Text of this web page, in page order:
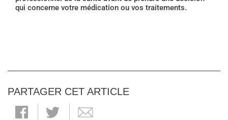
qui concerne votre médication ou vos traitements.
PARTAGER CET ARTICLE